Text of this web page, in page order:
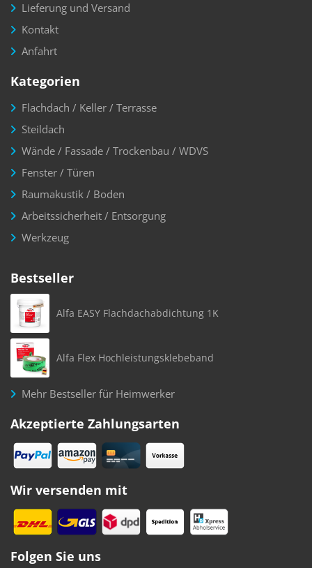
Lieferung und Versand
Kontakt
Anfahrt
Kategorien
Flachdach / Keller / Terrasse
Steildach
Wände / Fassade / Trockenbau / WDVS
Fenster / Türen
Raumakustik / Boden
Arbeitssicherheit / Entsorgung
Werkzeug
Bestseller
Alfa EASY Flachdachabdichtung 1K
Alfa Flex Hochleistungsklebeband
Mehr Bestseller für Heimwerker
Akzeptierte Zahlungsarten
Wir versenden mit
Folgen Sie uns